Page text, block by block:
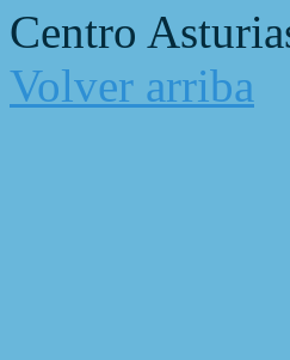
Centro
Volver arriba